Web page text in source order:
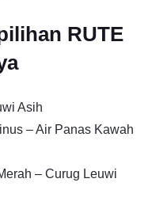
RUTE
Asih
– Air Panas Kawah
– Curug Leuwi